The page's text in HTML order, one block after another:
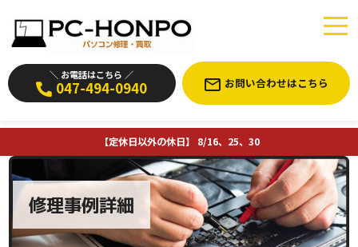
＼ お電話はこちら ／
047-494-0940 お問い合わせはこちら
【定休日以外の休日】 8/16、25、30
修理事例詳細